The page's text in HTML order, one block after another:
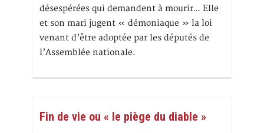
désespérées qui demandent à mourir… Elle
et son mari jugent « démoniaque » la loi
venant d’être adoptée par les députés de
l’Assemblée nationale.
Fin de vie ou « le piège du diable »